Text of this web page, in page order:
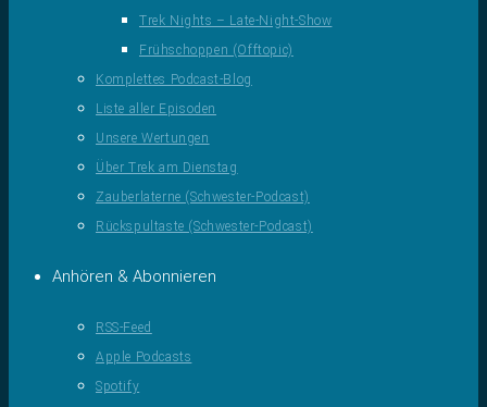
Trek Nights – Late-Night-Show
Frühschoppen (Offtopic)
Komplettes Podcast-Blog
Liste aller Episoden
Unsere Wertungen
Über Trek am Dienstag
Zauberlaterne (Schwester-Podcast)
Rückspultaste (Schwester-Podcast)
Anhören & Abonnieren
RSS-Feed
Apple Podcasts
Spotify